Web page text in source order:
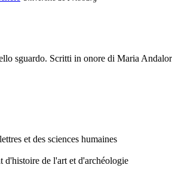
sguardo. Scritti in onore di Maria
et des sciences humaines
d'histoire de l'art et d'archéologie